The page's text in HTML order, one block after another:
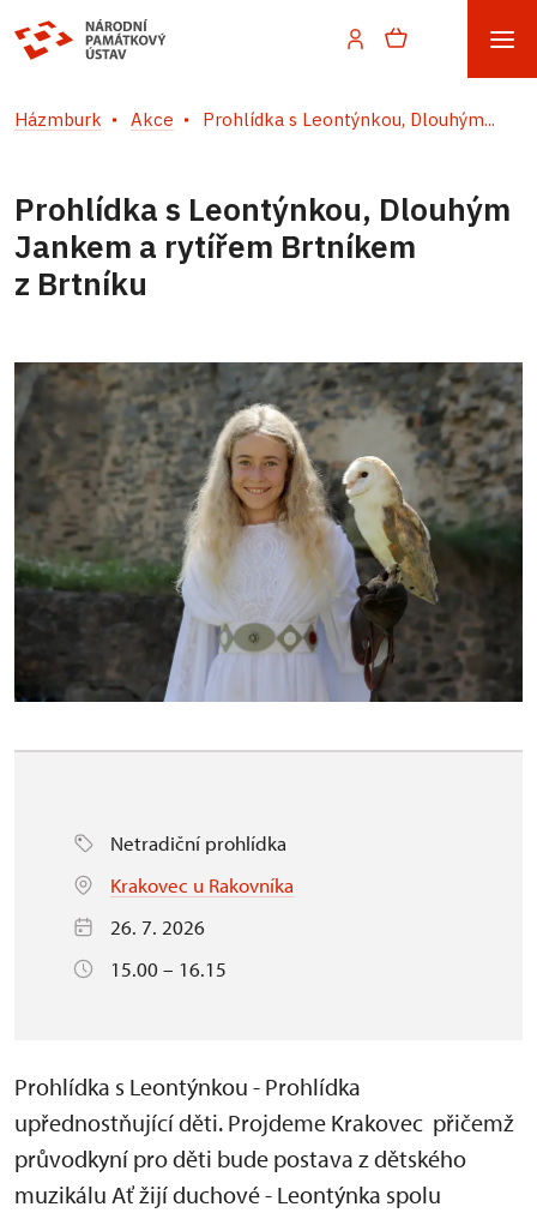
Házmburk Akce Prohlídka s Leontýnkou, Dlouhým...
Prohlídka s Leontýnkou, Dlouhým
Jankem a rytířem Brtníkem
z Brtníku
Netradiční prohlídka
Krakovec u Rakovníka
26. 7. 2026
15.00 – 16.15
Prohlídka s Leontýnkou - Prohlídka
upřednostňující děti. Projdeme Krakovec přičemž
průvodkyní pro děti bude postava z dětského
muzikálu Ať žijí duchové - Leontýnka spolu